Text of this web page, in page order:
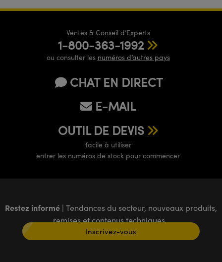
Ventes & Conseil d’Experts
1-800-363-1992
ou consulter les numéros d’autres pays
CHAT EN DIRECT
E-MAIL
OUTIL DE DEVIS
facile à utiliser
entrer les numéros de stock pour commencer
Restez informé | Tendances du secteur, nouveaux produits,
remises et contenus techniques
Inscrivez-vous